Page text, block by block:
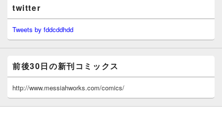
twitter
Tweets by fddcddhdd
前後30日の新刊コミックス
http://www.messiahworks.com/comics/